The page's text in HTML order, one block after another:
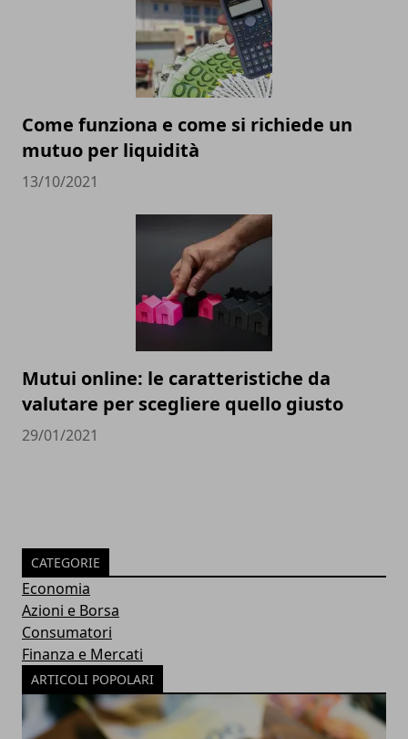
Come funziona e come si richiede un
mutuo per liquidità
13/10/2021
Mutui online: le caratteristiche da
valutare per scegliere quello giusto
29/01/2021
CATEGORIE
Economia
Azioni e Borsa
Consumatori
Finanza e Mercati
ARTICOLI POPOLARI